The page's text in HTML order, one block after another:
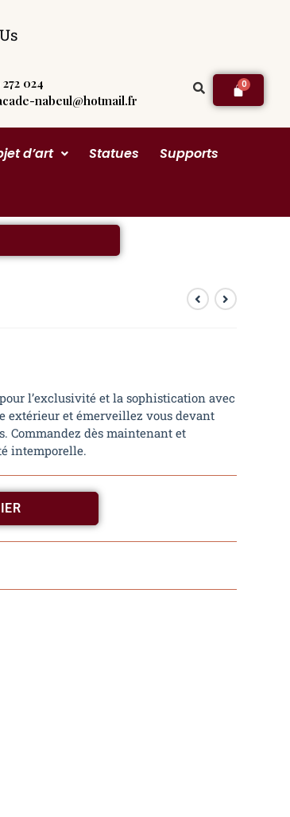
024
nabeul@hotmail.fr
d’art Statues
Supports
l’exclusivité et la sophistication avec
extérieur et émerveillez vous devant
Commandez dès maintenant et
intemporelle.